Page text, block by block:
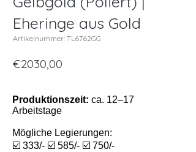
Eheringe aus Gold
Artikelnummer: TL6762GG
€2030,00
Produktionszeit: ca. 12–17
Arbeitstage
Mögliche Legierungen:
☑️ 333/- ☑️ 585/- ☑️ 750/-